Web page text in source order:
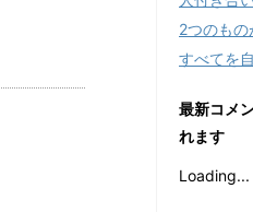
2つのもの
すべてを
最新コメ
れます
Loading...